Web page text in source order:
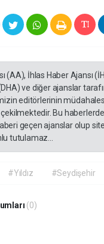
(AA), İhlas Haber Ajansı
ve diğer ajanslar
editörlerinin
Bu
geçen ajanslar olup
tutulamaz...
#Yıldız #Seydişehir
(0)